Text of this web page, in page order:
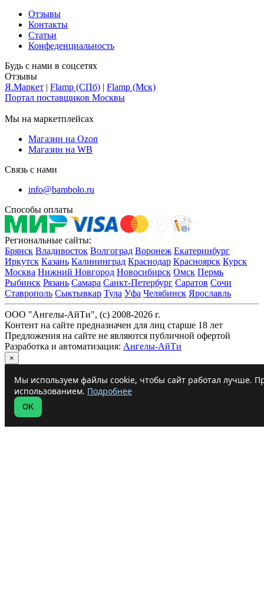
Отзывы
Контакты
Статьи
Конфеденциальность
Будь с нами в соцсетях
Отзывы
Я.Маркет | Flamp (СПб) | Flamp (Мск)
Портал поставщиков Москвы
Мы на маркетплейсах
Магазин на Ozon
Магазин на WB
Связь с нами
info@bambolo.ru
Способы оплаты
Региональные сайты:
Брянск Владивосток Волгоград Воронеж Екатеринбург
Иркутск Казань Калининград Краснодар Красноярск Курск
Москва Нижний Новгород Новосибирск Омск Пермь
Рыбинск Рязань Самара Санкт-Петербург Саратов Сочи
Ставрополь Сыктывкар Тула Уфа Челябинск Ярославль
ООО "Ангелы-АйТи", (c) 2008-2026 г.
Контент на сайте предназначен для лиц старше 18 лет
Предложения на сайте не являются публичной офертой
Разработка и автоматизация: Ангелы-АйТи
×
Мы используем файлы cookie, чтобы сайт работал лучше.
использованием. Подробнее
OK